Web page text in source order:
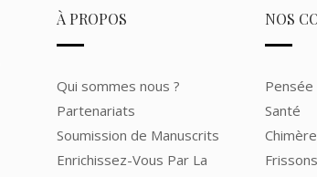
À PROPOS
Qui sommes nous ?
Partenariats
Soumission de Manuscrits
Enrichissez-Vous Par La
NOS
Pensée
Santé
Frissons